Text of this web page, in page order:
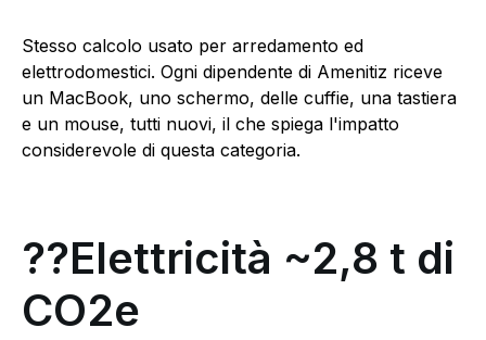
Stesso calcolo usato per arredamento ed
elettrodomestici. Ogni dipendente di Amenitiz riceve
un MacBook, uno schermo, delle cuffie, una tastiera
e un mouse, tutti nuovi, il che spiega l'impatto
considerevole di questa categoria.
??Elettricità ~2,8 t di
CO2e